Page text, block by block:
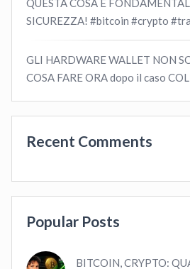
QUESTA COSA É
SICUREZZA! #bitcoin #crypto
GLI HARDWARE WALLET NON
COSA FARE ORA dopo il caso
Recent Comments
Popular Posts